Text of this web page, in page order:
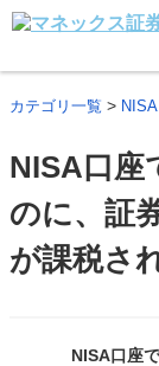
カテゴリ一覧 > NISA
NISA口座
のに、証
が課税さ
NISA口座